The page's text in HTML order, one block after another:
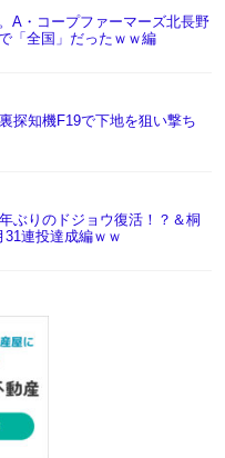
A・コープファーマーズ北長野
「全国」だったｗｗ編
探知機F19で下地を狙い撃ち
ぶりのドジョウ復活！？＆桐
連投達成編ｗｗ